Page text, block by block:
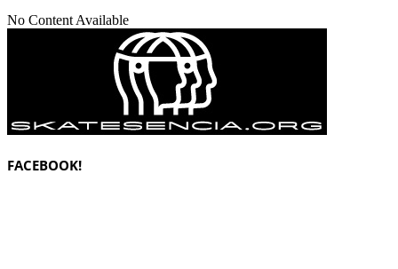
No Content Available
FACEBOOK!